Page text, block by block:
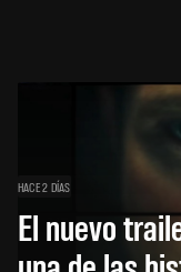
HACE 2 DÍAS
El nuevo